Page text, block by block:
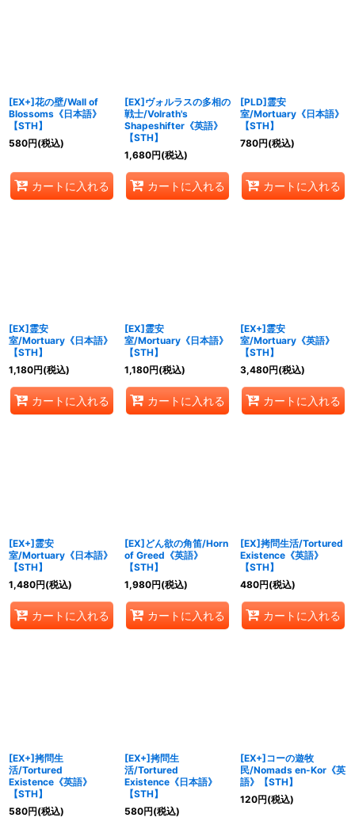
[EX+]花の壁/Wall of
Blossoms《日本語》
【STH】
580円(税込)
カートに入れる
[EX]ヴォルラスの多相の
戦士/Volrath's
Shapeshifter《英語》
【STH】
1,680円(税込)
カートに入れる
[PLD]霊安
室/Mortuary《日本語》
【STH】
780円(税込)
カートに入れる
[EX]霊安
室/Mortuary《日本語》
【STH】
1,180円(税込)
カートに入れる
[EX]霊安
室/Mortuary《日本語》
【STH】
1,180円(税込)
カートに入れる
[EX+]霊安
室/Mortuary《英語》
【STH】
3,480円(税込)
カートに入れる
[EX+]霊安
室/Mortuary《日本語》
【STH】
1,480円(税込)
カートに入れる
[EX]どん欲の角笛/Horn
of Greed《英語》
【STH】
1,980円(税込)
カートに入れる
[EX]拷問生活/Tortured
Existence《英語》
【STH】
480円(税込)
カートに入れる
[EX+]拷問生
活/Tortured
Existence《英語》
【STH】
580円(税込)
[EX+]拷問生
活/Tortured
Existence《日本語》
【STH】
580円(税込)
[EX+]コーの遊牧
民/Nomads en-Kor《英
語》【STH】
120円(税込)